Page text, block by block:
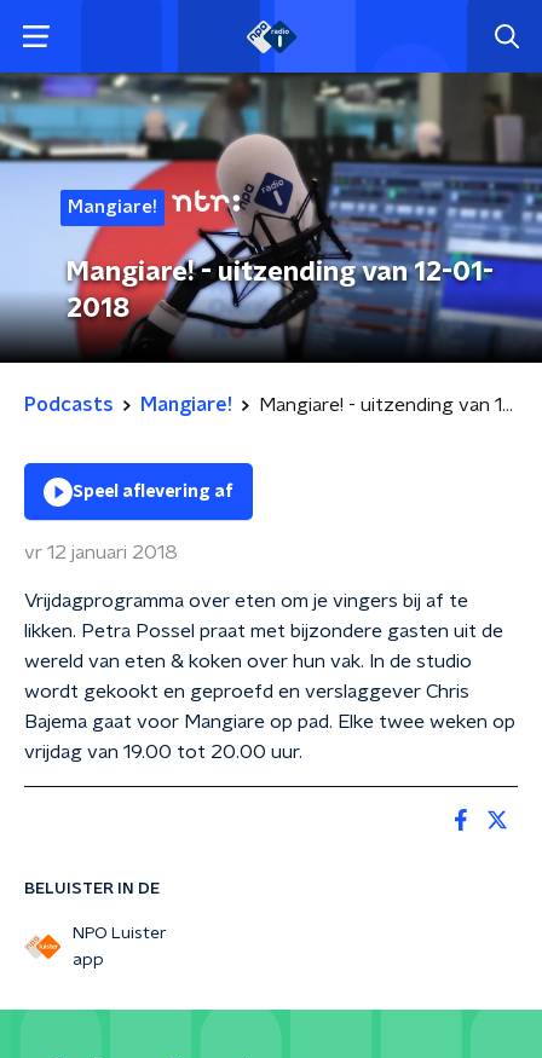
Mangiare!
Mangiare! - uitzending van 12-01-
2018
Podcasts Mangiare! Mangiare! - uitzending van 12-01-2018
BELUISTER IN DE
NPO Luister
app
Speel aflevering af
vr 12 januari 2018
Vrijdagprogramma over eten om je vingers bij af te
likken. Petra Possel praat met bijzondere gasten uit de
wereld van eten & koken over hun vak. In de studio
wordt gekookt en geproefd en verslaggever Chris
Bajema gaat voor Mangiare op pad. Elke twee weken op
vrijdag van 19.00 tot 20.00 uur.